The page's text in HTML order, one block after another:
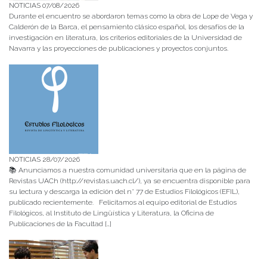
NOTICIAS 07/08/2026
Durante el encuentro se abordaron temas como la obra de Lope de Vega y
Calderón de la Barca, el pensamiento clásico español, los desafíos de la
investigación en literatura, los criterios editoriales de la Universidad de
Navarra y las proyecciones de publicaciones y proyectos conjuntos.
NOTICIAS 28/07/2026
📚 Anunciamos a nuestra comunidad universitaria que en la página de
Revistas UACh (http://revistas.uach.cl/), ya se encuentra disponible para
su lectura y descarga la edición del n° 77 de Estudios Filológicos (EFIL),
publicado recientemente. Felicitamos al equipo editorial de Estudios
Filológicos, al Instituto de Lingüística y Literatura, la Oficina de
Publicaciones de la Facultad […]